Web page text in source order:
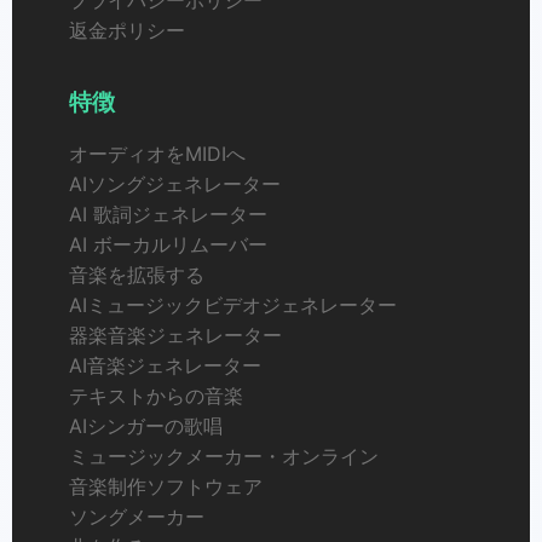
返金ポリシー
特徴
オーディオをMIDIへ
AIソングジェネレーター
AI 歌詞ジェネレーター
AI ボーカルリムーバー
音楽を拡張する
AIミュージックビデオジェネレーター
器楽音楽ジェネレーター
AI音楽ジェネレーター
テキストからの音楽
AIシンガーの歌唱
ミュージックメーカー・オンライン
音楽制作ソフトウェア
ソングメーカー